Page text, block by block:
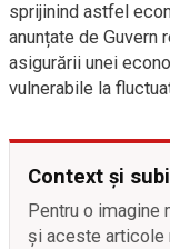
sprijinind astfel
anunțate de Guvern
asigurării unei
vulnerabile la
Context și
Pentru o
și aceste articole